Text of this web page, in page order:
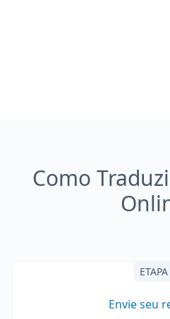
Como
ETAPA
Envie seu